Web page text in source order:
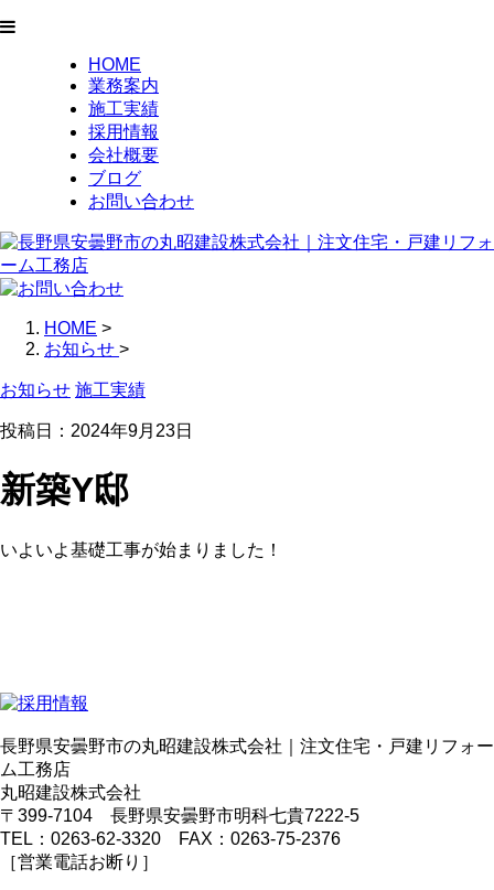
HOME
業務案内
施工実績
採用情報
会社概要
ブログ
お問い合わせ
HOME >
お知らせ >
お知らせ 施工実績
投稿日：2024年9月23日
新築Y邸
いよいよ基礎工事が始まりました！
長野県安曇野市の丸昭建設株式会社｜注文住宅・戸建リフォー
ム工務店
丸昭建設株式会社
〒399-7104 長野県安曇野市明科七貴7222-5
TEL：0263-62-3320 FAX：0263-75-2376
［営業電話お断り］